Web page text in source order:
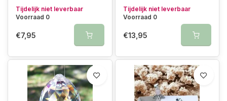
Tijdelijk niet leverbaar
Voorraad 0
€7,95
Tijdelijk niet leverbaar
Voorraad 0
€13,95